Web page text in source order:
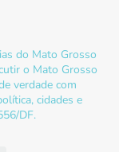
do Mato Grosso
o Mato Grosso
verdade com
cidades e
DF.